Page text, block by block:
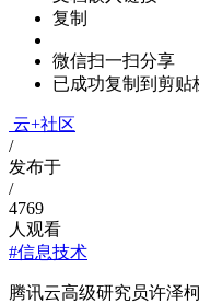
复制
微信扫一扫分享
已成功复制到剪贴
云+社区
/
发布于
/
4769
人观看
#信息技术
腾讯云高级研究员许泽